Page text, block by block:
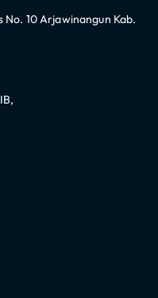
No. 10 Arjawinangun Kab.